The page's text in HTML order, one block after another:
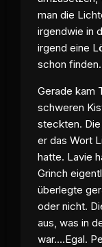
man die
irgendwie in
irgend eine
schon finden.
Gerade kam
schweren
steckten.
er das Wort
hatte. Lavie
Grinch
überlegte
oder nicht.
aus, was in
war....Egal.